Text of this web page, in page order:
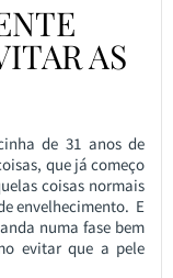
AS
de 31 anos de
que já começo
coisas normais
envelhecimento. E
numa fase bem
evitar que a pele